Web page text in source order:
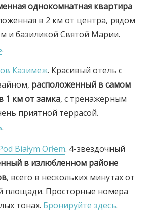
однокомнатная квартира
в 2 км от центра, рядом
и базиликой Святой Марии.
.
Казимеж. Красивый отель с
расположенный в самом
1 км от замка, с тренажерным
приятной террасой.
.
Białym Orłem. 4-звездочный
в излюбленном районе
, всего в нескольких минутах от
площади. Просторные номера
тонах. Бронируйте здесь.